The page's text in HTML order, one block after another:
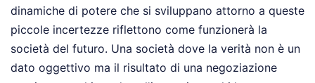
dinamiche di potere che si sviluppano attorno a queste
piccole incertezze riflettono come funzionerà la
società del futuro. Una società dove la verità non è un
dato oggettivo ma il risultato di una negoziazione